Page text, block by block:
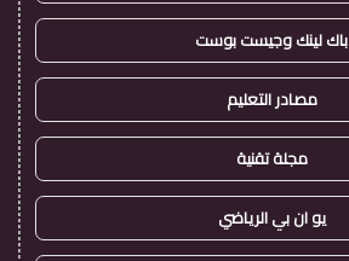
باك لينك وجيست بوست
مصادر التعليم
مجلة تقنية
يو ان بي الرياضي